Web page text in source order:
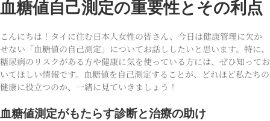
血糖値自己測定の重要性とその利点
こんにちは！タイに住む日本人女性の皆さん、今日は健康管理に欠か
せない「血糖値の自己測定」についてお話ししたいと思います。特に、
糖尿病のリスクがある方や健康に気を使っている方には、ぜひ知ってお
いてほしい情報です。血糖値を自己測定することが、どれほど私たちの
健康に役立つのか、一緒に見ていきましょう！
血糖値測定がもたらす診断と治療の助け